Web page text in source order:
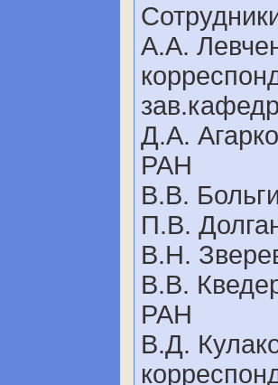
А.А.
Д.А.
РАН
В.В.
П.В.
В.Н.
В.В.
РАН
В.Д.